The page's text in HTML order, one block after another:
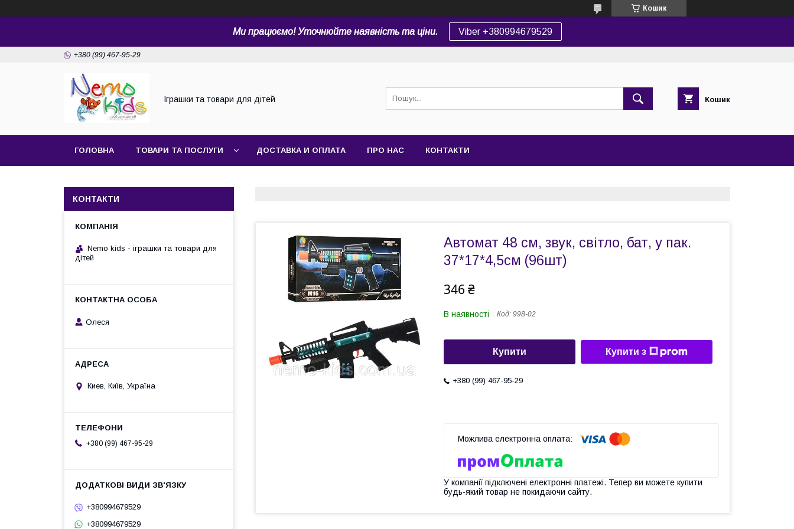
Кошик
Ми працюємо! Уточнюйте наявність та ціни. Viber +380994679529
+380 (99) 467-95-29
Іграшки та товари для дітей Кошик
ГОЛОВНА ТОВАРИ ТА ПОСЛУГИ ДОСТАВКА И ОПЛАТА ПРО НАС КОНТАКТИ
Автомат 48 см, звук, світло, бат, у пак.
37*17*4,5см (96шт)
346 ₴
В наявності Код: 998-02
Купити Купити з
+380 (99) 467-95-29
У компанії підключені електронні платежі. Тепер ви можете купити
будь-який товар не покидаючи сайту.
КОНТАКТИ
Nemo kids - іграшки та товари для
дітей
Олеся
Киев, Київ, Україна
+380 (99) 467-95-29
+380994679529
+380994679529